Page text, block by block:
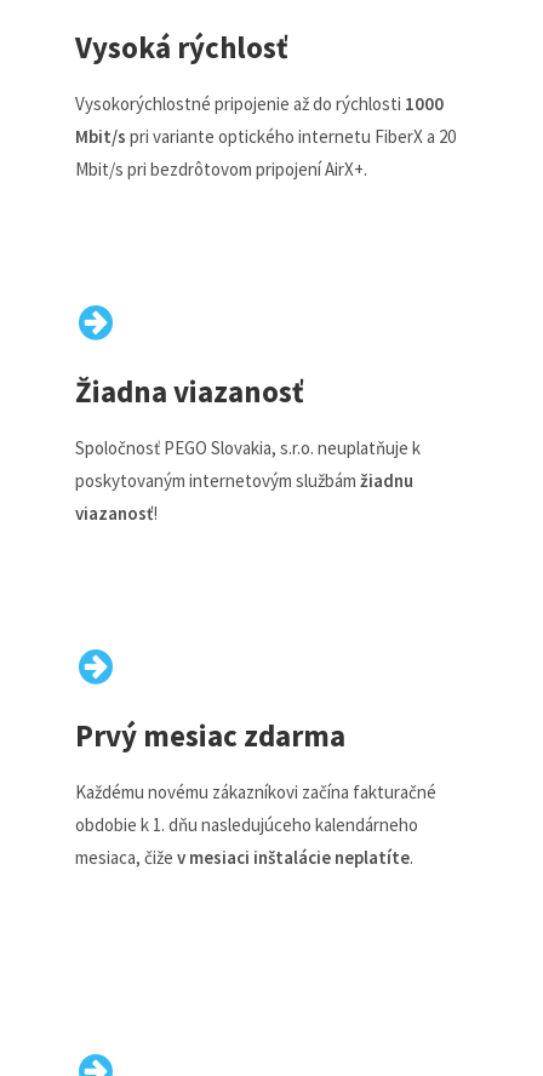
Vysoká rýchlosť
Vysokorýchlostné pripojenie až do rýchlosti 1000
Mbit/s pri variante optického internetu FiberX a 20
Mbit/s pri bezdrôtovom pripojení AirX+.
Žiadna viazanosť
Spoločnosť PEGO Slovakia, s.r.o. neuplatňuje k
poskytovaným internetovým službámžiadnu
viazanosť!
Prvý mesiac zdarma
Každému novému zákazníkovi začína fakturačné
obdobie k 1. dňu nasledujúceho kalendárneho
mesiaca, čiže v mesiaci inštalácie neplatíte.